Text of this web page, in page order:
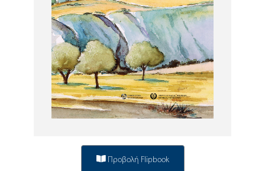
Προβολή Flipbook